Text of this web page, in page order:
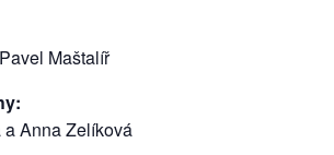
Maštalíř
Anna Zelíková